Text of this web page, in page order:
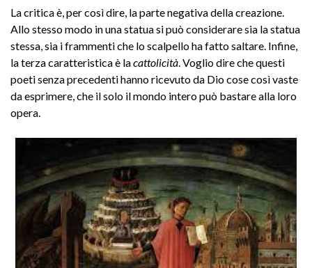
La critica è, per così dire, la parte negativa della creazione.
Allo stesso modo in una statua si può considerare sia la statua
stessa, sia i frammenti che lo scalpello ha fatto saltare. Infine,
la terza caratteristica è lacattolicità . Voglio dire che questi
poeti senza precedenti hanno ricevuto da Dio cose così vaste
da esprimere, che il solo il mondo intero può bastare alla loro
opera.